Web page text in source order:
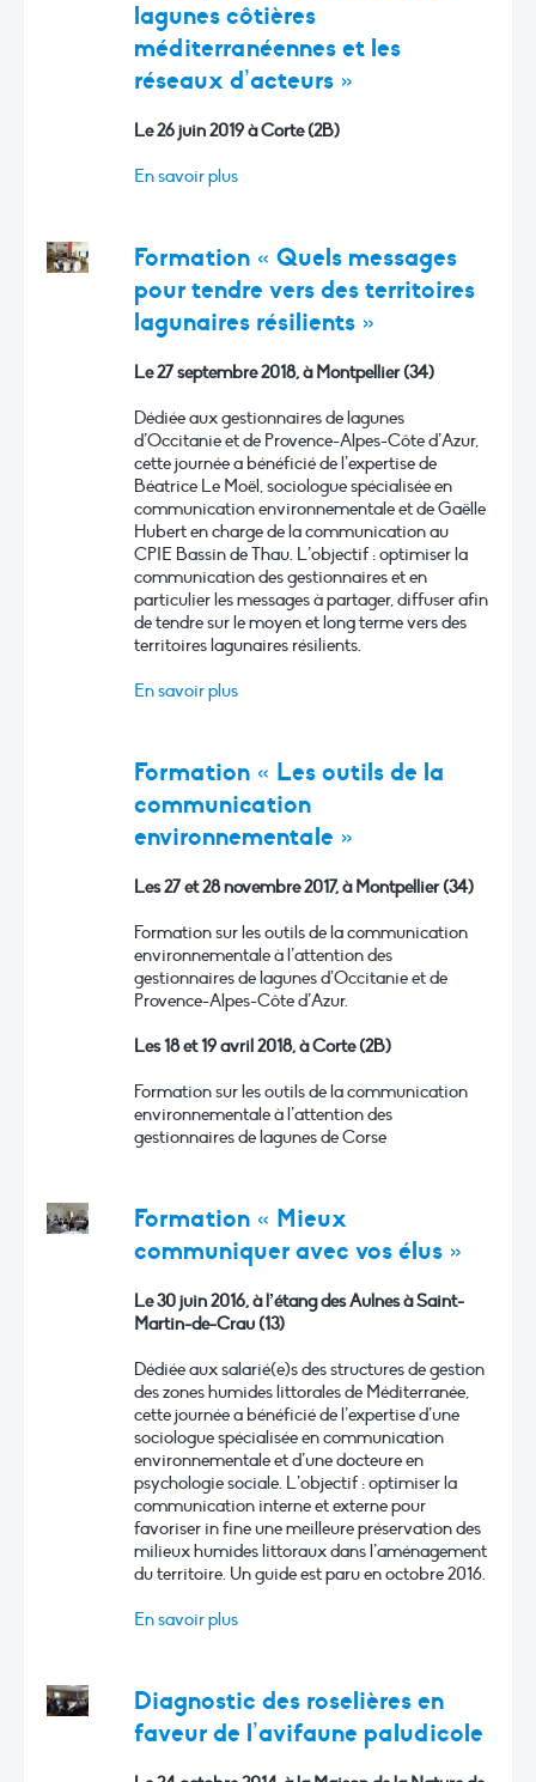
lagunes côtières
méditerranéennes et les
réseaux d’acteurs »
Le 26 juin 2019 à Corte (2B)
En savoir plus
Formation « Quels messages
pour tendre vers des territoires
lagunaires résilients »
Le 27 septembre 2018, à Montpellier (34)
Dédiée aux gestionnaires de lagunes
d’Occitanie et de Provence-Alpes-Côte d’Azur,
cette journée a bénéficié de l’expertise de
Béatrice Le Moël, sociologue spécialisée en
communication environnementale et de Gaëlle
Hubert en charge de la communication au
CPIE Bassin de Thau. L’objectif : optimiser la
communication des gestionnaires et en
particulier les messages à partager, diffuser afin
de tendre sur le moyen et long terme vers des
territoires lagunaires résilients.
En savoir plus
Formation « Les outils de la
communication
environnementale »
Les 27 et 28 novembre 2017, à Montpellier (34)
Formation sur les outils de la communication
environnementale à l’attention des
gestionnaires de lagunes d’Occitanie et de
Provence-Alpes-Côte d’Azur.
Les 18 et 19 avril 2018, à Corte (2B)
Formation sur les outils de la communication
environnementale à l’attention des
gestionnaires de lagunes de Corse
Formation « Mieux
communiquer avec vos élus »
Le 30 juin 2016, à l’étang des Aulnes à Saint-
Martin-de-Crau (13)
Dédiée aux salarié(e)s des structures de gestion
des zones humides littorales de Méditerranée,
cette journée a bénéficié de l’expertise d’une
sociologue spécialisée en communication
environnementale et d’une docteure en
psychologie sociale. L’objectif : optimiser la
communication interne et externe pour
favoriser in fine une meilleure préservation des
milieux humides littoraux dans l’aménagement
du territoire. Un guide est paru en octobre 2016.
En savoir plus
Diagnostic des roselières en
faveur de l’avifaune paludicole